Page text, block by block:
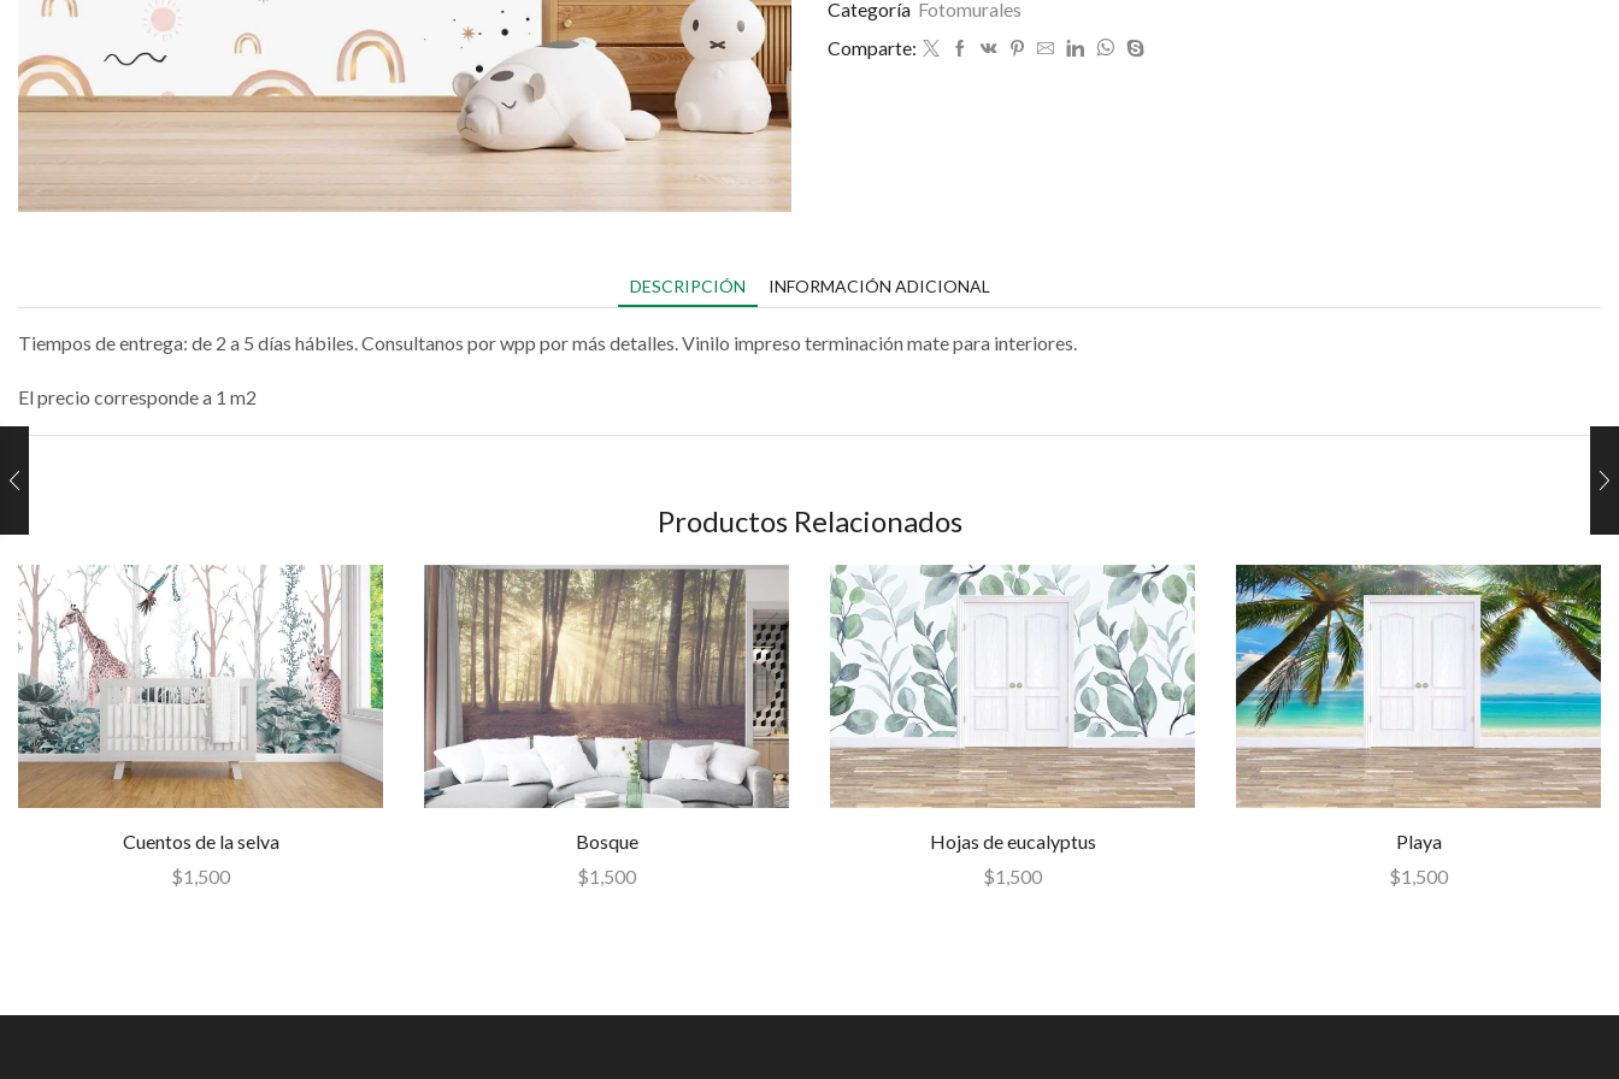
Categoría Fotomurales
Comparte:
DESCRIPCIÓN INFORMACIÓN ADICIONAL
Tiempos de entrega: de 2 a 5 días hábiles. Consultanos por wpp por más detalles. Vinilo impreso terminación mate para interiores.
El precio corresponde a 1 m2
Productos Relacionados
Cuentos de la selva
$1,500
Bosque
$1,500
Hojas de eucalyptus
$1,500
Playa
$1,500